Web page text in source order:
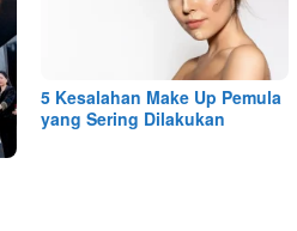
5 Kesalahan Make Up Pemula
yang Sering Dilakukan